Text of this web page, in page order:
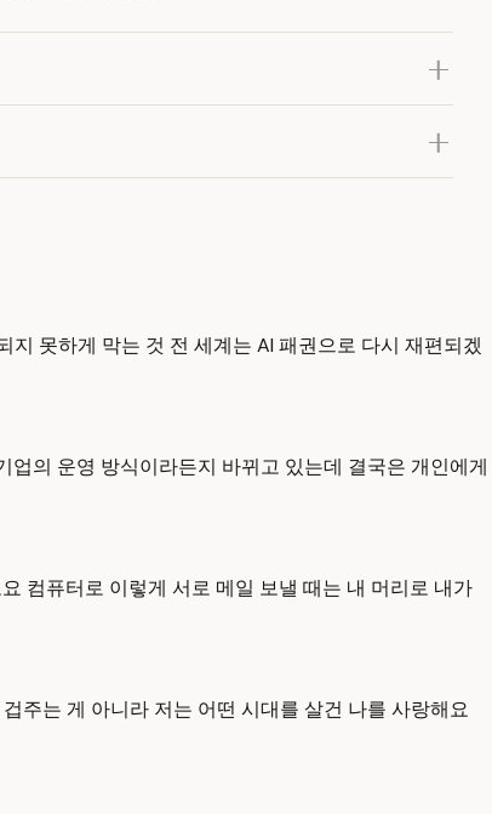
못하게 막는 것 전 세계는 AI 패권으로 다시 재편되겠
의 운영 방식이라든지 바뀌고 있는데 결국은 개인에게
컴퓨터로 이렇게 서로 메일 보낼 때는 내 머리로 내가
주는 게 아니라 저는 어떤 시대를 살건 나를 사랑해요